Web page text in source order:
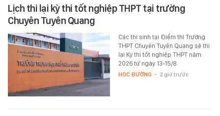
Lịch thi lại kỳ thi tốt nghiệp THPT tại trường
Chuyên Tuyên Quang
Các thí sinh tại Điểm thi Trường
THPT Chuyên Tuyên Quang sẽ thi
lại Kỳ thi tốt nghiệp THPT năm
2026 từ ngày 13-15/8.
HỌC ĐƯỜNG - 2 giờ trước